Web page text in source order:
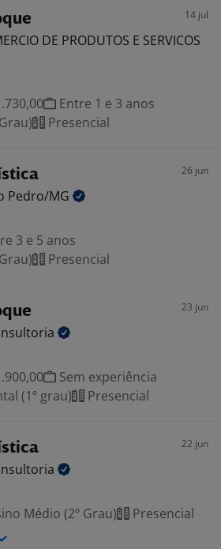
14 jul
DE PRODUTOS E SERVICOS
Entre 1 e 3 anos
Presencial
26 jun
Pedro/MG
3 e 5 anos
Presencial
23 jun
Sem experiência
(1º grau)
Presencial
22 jun
Médio (2º Grau)
Presencial